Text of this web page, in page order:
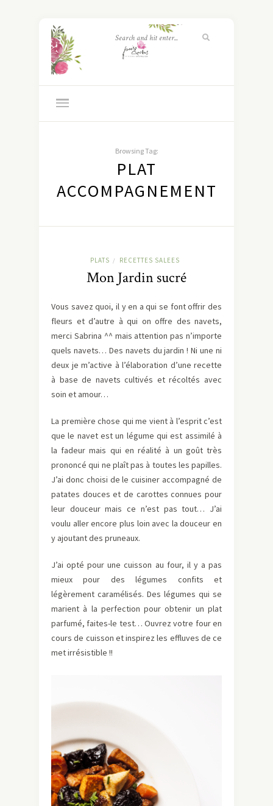
Browsing Tag:
PLAT
ACCOMPAGNEMENT
PLATS / RECETTES SALEES
Mon Jardin sucré
Vous savez quoi, il y en a qui se font offrir des
fleurs et d’autre à qui on offre des navets,
merci Sabrina ^^ mais attention pas n’importe
quels navets… Des navets du jardin ! Ni une ni
deux je m’active à l’élaboration d’une recette
à base de navets cultivés et récoltés avec
soin et amour…
La première chose qui me vient à l’esprit c’est
que le navet est un légume qui est assimilé à
la fadeur mais qui en réalité à un goût très
prononcé qui ne plaît pas à toutes les papilles.
J’ai donc choisi de le cuisiner accompagné de
patates douces et de carottes connues pour
leur douceur mais ce n’est pas tout… J’ai
voulu aller encore plus loin avec la douceur en
y ajoutant des pruneaux.
J’ai opté pour une cuisson au four, il y a pas
mieux pour des légumes confits et
légèrement caramélisés. Des légumes qui se
marient à la perfection pour obtenir un plat
parfumé, faites-le test… Ouvrez votre four en
cours de cuisson et inspirez les effluves de ce
met irrésistible !!